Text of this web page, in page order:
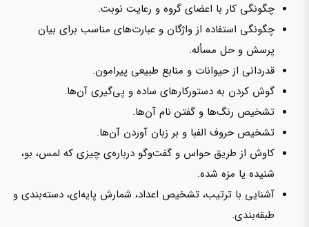
چگونگی کار با اعضای گروه و رعایت نوبت.
چگونگی استفاده از واژگان و عبارت‌های مناسب برای بیان
پرسش و حل مسأله.
قدردانی از حیوانات و منابع طبیعی پیرامون.
گوش کردن به دستورکارهای ساده و پی‌گیری آن‌ها.
تشخیص رنگ‌ها و گفتن نام آن‌ها.
تشخیص حروف الفبا و بر زبان آوردن آن‌ها.
کاوش از طریق حواس و گفت‌وگو درباره‌ی چیزی که لمس‌، بو،
شنیده یا مزه شده.
آشنایی با ترتیب، تشخیص اعداد، شمارش پایه‌ای، دسته‌بندی و
طبقه‌بندی.